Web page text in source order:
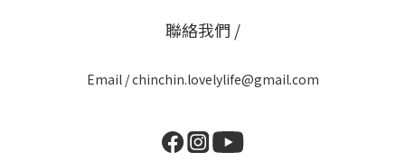
聯絡我們 /
Email / chinchin.lovelylife@gmail.com